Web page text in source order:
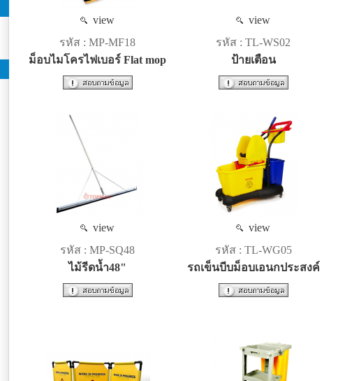
view
รหัส : MP-MF18
ม็อบไมโครไฟเบอร์ Flat mop
view
รหัส : TL-WS02
ป้ายเตือน
view
รหัส : MP-SQ48
ไม้รีดน้ำ48"
view
รหัส : TL-WG05
รถเข็นบีบม็อบเอนกประสงค์